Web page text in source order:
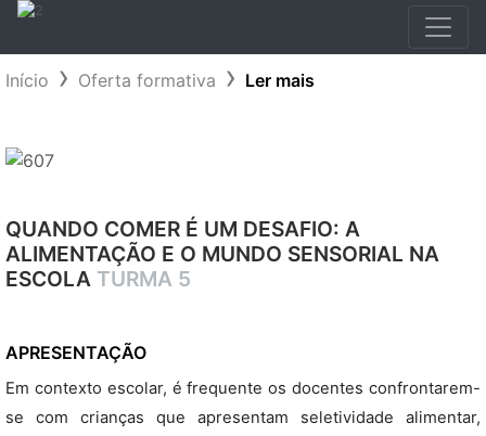
Início Oferta formativa Ler mais
QUANDO COMER É UM DESAFIO: A
ALIMENTAÇÃO E O MUNDO SENSORIAL NA
ESCOLA TURMA 5
APRESENTAÇÃO
Em contexto escolar, é frequente os docentes confrontarem-
se com crianças que apresentam seletividade alimentar,